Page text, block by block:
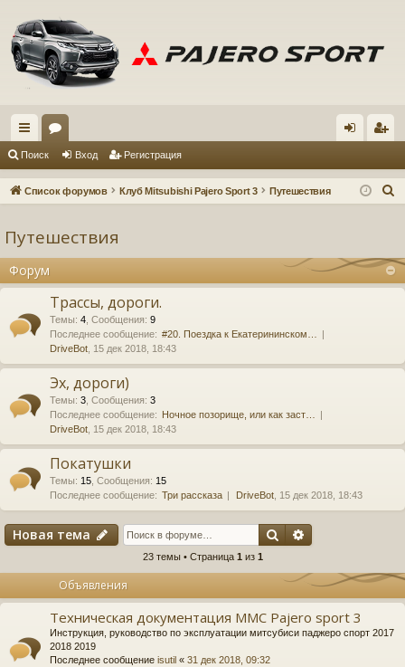
с
ы
и
ум д ис
ия
Поиск Вход Регистрация
Список форумов Клуб Mitsubishi Pajero Sport 3 Путешествия
Путешествия
Форум
Трассы, дороги.
Темы: 4 Сообщения: 9
Последнее сообщение: #20. Поездка к Екатерининском…
DriveBot , 15 дек 2018, 18:43
Эх, дороги)
Темы: 3 Сообщения: 3
Последнее сообщение:
Ночное позорище, или как заст…
DriveBot , 15 дек 2018, 18:43
Покатушки
Темы: 15 Сообщения: 15
Последнее сообщение: Три рассказа DriveBot , 15 дек 2018, 18:43
Новая тема Поиск
23 темы • Страница 1 из 1
Объявления
Техническая документация MMC Pajero sport 3
Инструкция, руководство по эксплуатации митсубиси паджеро спорт 2017
2018 2019
Последнее сообщение isutil « 31 дек 2018, 09:32